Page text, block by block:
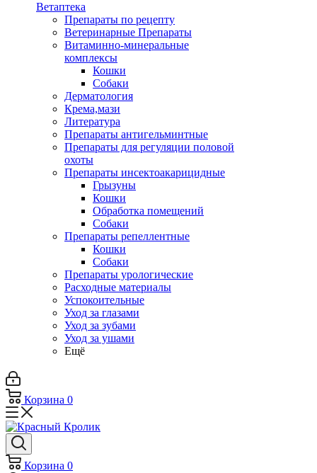
Ветаптека
Препараты по рецепту
Ветеринарные Препараты
Витаминно-минеральные
комплексы
Кошки
Собаки
Дерматология
Крема,мази
Литература
Препараты антигельминтные
Препараты для регуляции половой
охоты
Препараты инсектоакарицидные
Грызуны
Кошки
Обработка помещений
Собаки
Препараты репеллентные
Кошки
Собаки
Препараты урологические
Расходные материалы
Успокоительные
Уход за глазами
Уход за зубами
Уход за ушами
Ещё
Корзина 0
Корзина 0